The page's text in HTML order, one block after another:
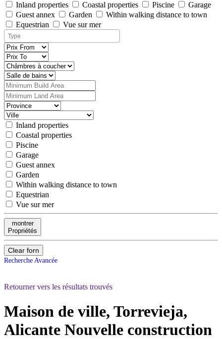
Inland properties Coastal properties Piscine
Garage
Guest annex
Garden
Within walking distance to town
Equestrian
Vue sur mer
Inland properties
Coastal properties
Piscine
Garage
Guest annex
Garden
Within walking distance to town
Equestrian
Vue sur mer
montrer
Propriétés
Clear forn
Recherche Avancée
Retourner vers les résultats trouvés
Maison de ville, Torrevieja,
Alicante Nouvelle construction